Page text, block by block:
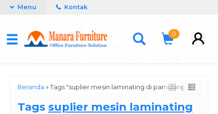
Menu Kontak
0
Beranda » Tags "suplier mesin laminating di pamulang"
Tags suplier mesin laminating